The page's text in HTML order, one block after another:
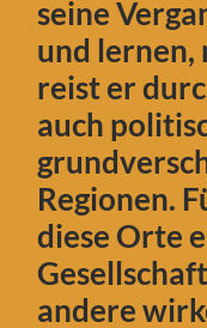
seine
und lernen,
reist er
auch
Regionen.
diese Orte
andere